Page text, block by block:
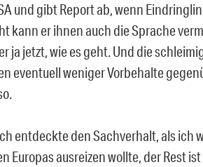
und gibt Report ab, wenn
kann er ihnen auch die Sprache
ja jetzt, wie es geht. Und die
eventuell weniger Vorbehalte
entdeckte den Sachverhalt, als ich
Europas ausreizen wollte, der Rest